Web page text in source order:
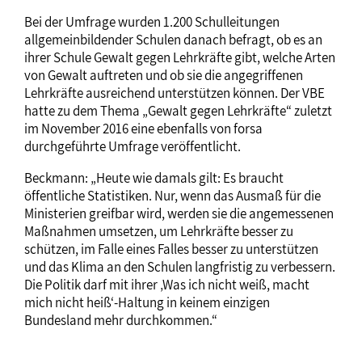
Bei der Umfrage wurden 1.200 Schulleitungen
allgemeinbildender Schulen danach befragt, ob es an
ihrer Schule Gewalt gegen Lehrkräfte gibt, welche Arten
von Gewalt auftreten und ob sie die angegriffenen
Lehrkräfte ausreichend unterstützen können. Der VBE
hatte zu dem Thema „Gewalt gegen Lehrkräfte“ zuletzt
im November 2016 eine ebenfalls von forsa
durchgeführte Umfrage veröffentlicht.
Beckmann: „Heute wie damals gilt: Es braucht
öffentliche Statistiken. Nur, wenn das Ausmaß für die
Ministerien greifbar wird, werden sie die angemessenen
Maßnahmen umsetzen, um Lehrkräfte besser zu
schützen, im Falle eines Falles besser zu unterstützen
und das Klima an den Schulen langfristig zu verbessern.
Die Politik darf mit ihrer ‚Was ich nicht weiß, macht
mich nicht heiß‘-Haltung in keinem einzigen
Bundesland mehr durchkommen.“